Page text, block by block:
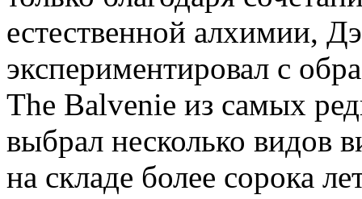
естественной алхимии,
экспериментировал с
The Balvenie из самых
выбрал несколько видов
на складе более сорока